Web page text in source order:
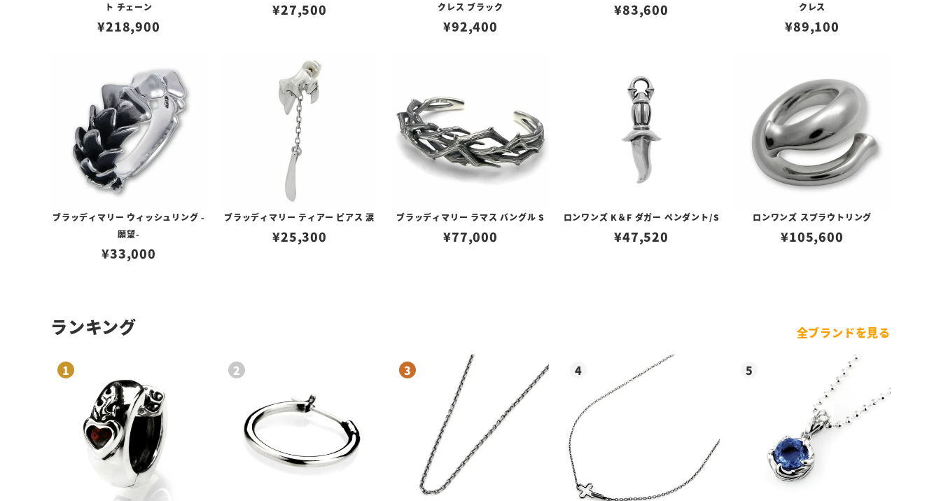
ト チェーン
¥218,900
¥27,500
クレス ブラック
¥92,400
¥83,600
クレス
¥89,100
ブラッディマリー ウィッシュリング -
願望-
¥33,000
ブラッディマリー ティアー ピアス 涙
¥25,300
ブラッディマリー ラマス バングル S
¥77,000
ロンワンズ K＆F ダガー ペンダント/S
¥47,520
ロンワンズ スプラウトリング
¥105,600
ランキング 全ブランドを見る